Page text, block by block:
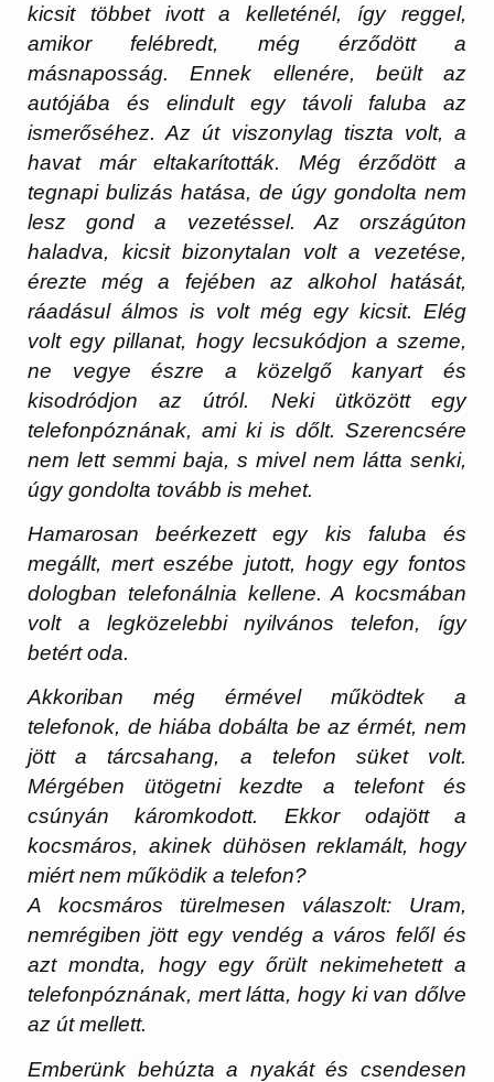
kicsit többet ivott a kelleténél, így reggel,
amikor felébredt, még érződött a
másnaposság. Ennek ellenére, beült az
autójába és elindult egy távoli faluba az
ismerőséhez. Az út viszonylag tiszta volt, a
havat már eltakarították. Még érződött a
tegnapi bulizás hatása, de úgy gondolta nem
lesz gond a vezetéssel. Az országúton
haladva, kicsit bizonytalan volt a vezetése,
érezte még a fejében az alkohol hatását,
ráadásul álmos is volt még egy kicsit. Elég
volt egy pillanat, hogy lecsukódjon a szeme,
ne vegye észre a közelgő kanyart és
kisodródjon az útról. Neki ütközött egy
telefonpóznának, ami ki is dőlt. Szerencsére
nem lett semmi baja, s mivel nem látta senki,
úgy gondolta tovább is mehet.
Hamarosan beérkezett egy kis faluba és
megállt, mert eszébe jutott, hogy egy fontos
dologban telefonálnia kellene. A kocsmában
volt a legközelebbi nyilvános telefon, így
betért oda.
Akkoriban még érmével működtek a
telefonok, de hiába dobálta be az érmét, nem
jött a tárcsahang, a telefon süket volt.
Mérgében ütögetni kezdte a telefont és
csúnyán káromkodott. Ekkor odajött a
kocsmáros, akinek dühösen reklamált, hogy
miért nem működik a telefon?
A kocsmáros türelmesen válaszolt: Uram,
nemrégiben jött egy vendég a város felől és
azt mondta, hogy egy őrült nekimehetett a
telefonpóznának, mert látta, hogy ki van dőlve
az út mellett.
Emberünk behúzta a nyakát és csendesen